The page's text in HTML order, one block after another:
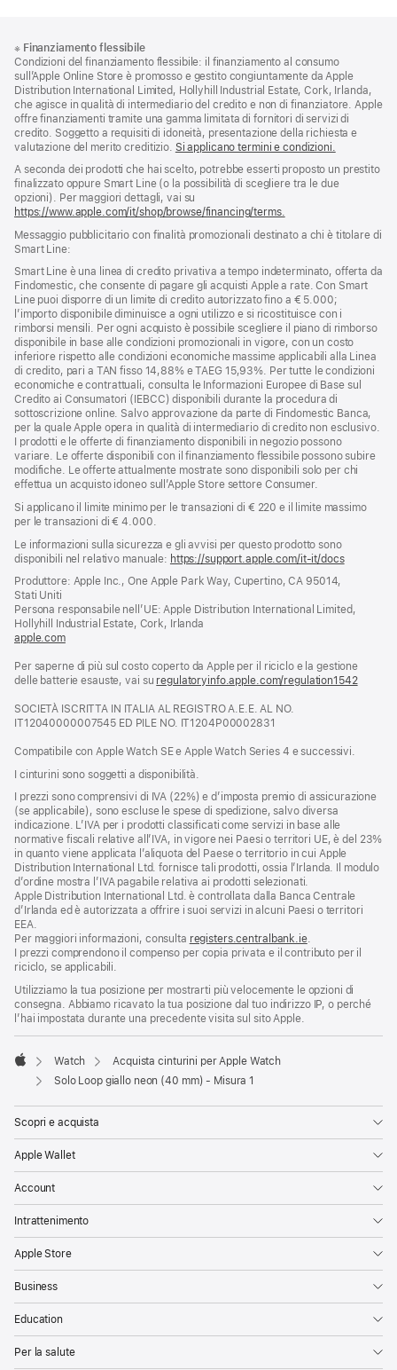
di
pagina
a
piè
di
pagina
※ Finanziamento flessibile
Condizioni del finanziamento flessibile: il finanziamento al consumo
sull’Apple Online Store è promosso e gestito congiuntamente da Apple
Distribution International Limited, Hollyhill Industrial Estate, Cork, Irlanda,
che agisce in qualità di intermediario del credito e non di finanziatore. Apple
offre finanziamenti tramite una gamma limitata di fornitori di servizi di
credito. Soggetto a requisiti di idoneità, presentazione della richiesta e
valutazione del merito creditizio. Si applicano termini e condizioni.
A seconda dei prodotti che hai scelto, potrebbe esserti proposto un prestito
finalizzato oppure Smart Line (o la possibilità di scegliere tra le due
opzioni). Per maggiori dettagli, vai su
https://www.apple.com/it/shop/browse/financing/terms.
Messaggio pubblicitario con finalità promozionali destinato a chi è titolare di
Smart Line:
Smart Line è una linea di credito privativa a tempo indeterminato, offerta da
Findomestic, che consente di pagare gli acquisti Apple a rate. Con Smart
Line puoi disporre di un limite di credito autorizzato fino a € 5.000;
l’importo disponibile diminuisce a ogni utilizzo e si ricostituisce con i
rimborsi mensili. Per ogni acquisto è possibile scegliere il piano di rimborso
disponibile in base alle condizioni promozionali in vigore, con un costo
inferiore rispetto alle condizioni economiche massime applicabili alla Linea
di credito, pari a TAN fisso 14,88% e TAEG 15,93%. Per tutte le condizioni
economiche e contrattuali, consulta le Informazioni Europee di Base sul
Credito ai Consumatori (IEBCC) disponibili durante la procedura di
sottoscrizione online. Salvo approvazione da parte di Findomestic Banca,
per la quale Apple opera in qualità di intermediario di credito non esclusivo.
I prodotti e le offerte di finanziamento disponibili in negozio possono
variare. Le offerte disponibili con il finanziamento flessibile possono subire
modifiche. Le offerte attualmente mostrate sono disponibili solo per chi
effettua un acquisto idoneo sull’Apple Store settore Consumer.
Si applicano il limite minimo per le transazioni di € 220 e il limite massimo
per le transazioni di € 4.000.
Le informazioni sulla sicurezza e gli avvisi per questo prodotto sono
disponibili nel relativo manuale: https://support.apple.com/it-it/docs(si
finestra)
Produttore: Apple Inc., One Apple Park Way, Cupertino, CA 95014,
Stati Uniti
Persona responsabile nell’UE: Apple Distribution International Limited,
Hollyhill Industrial Estate, Cork, Irlanda
apple.com(si
una
nuova
Per saperne di più sul costo coperto da Apple per il riciclo e la gestione
delle batterie esauste, vai su regulatoryinfo.apple.com/regulation1542(si
SOCIETÀ ISCRITTA IN ITALIA AL REGISTRO A.E.E. AL NO.
IT12040000007545 ED PILE NO. IT1204P00002831
Compatibile con Apple Watch SE e Apple Watch Series 4 e successivi.
I cinturini sono soggetti a disponibilità.
I prezzi sono comprensivi di IVA (22%) e d’imposta premio di assicurazione
(se applicabile), sono escluse le spese di spedizione, salvo diversa
indicazione. L’IVA per i prodotti classificati come servizi in base alle
normative fiscali relative all’IVA, in vigore nei Paesi o territori UE, è del 23%
in quanto viene applicata l’aliquota del Paese o territorio in cui Apple
Distribution International Ltd. fornisce tali prodotti, ossia l’Irlanda. Il modulo
d’ordine mostra l’IVA pagabile relativa ai prodotti selezionati.
Apple Distribution International Ltd. è controllata dalla Banca Centrale
d’Irlanda ed è autorizzata a offrire i suoi servizi in alcuni Paesi o territori
EEA.
Per maggiori informazioni, consulta registers.centralbank.ie.
I prezzi comprendono il compenso per copia privata e il contributo per il
riciclo, se applicabili.
Utilizziamo la tua posizione per mostrarti più velocemente le opzioni di
consegna. Abbiamo ricavato la tua posizione dal tuo indirizzo IP, o perché
l’hai impostata durante una precedente visita sul sito Apple.
Apple
Watch
Acquista cinturini per Apple Watch
Solo Loop giallo neon (40 mm) - Misura 1
Scopri e acquista
Apple Wallet
Account
Intrattenimento
Apple Store
Business
Education
Per la salute